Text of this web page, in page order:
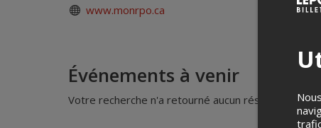
www.monrpo.ca
Événements à venir
Votre recherche n'a retourné aucun résultat.